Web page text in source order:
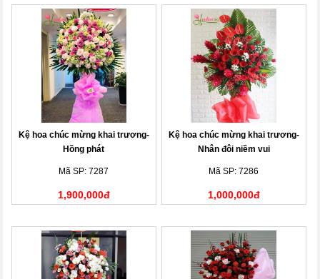
Kệ hoa chúc mừng khai trương-
Hồng phát
Mã SP: 7287
1,900,000đ
Kệ hoa chúc mừng khai trương-
Nhân đôi niềm vui
Mã SP: 7286
1,000,000đ